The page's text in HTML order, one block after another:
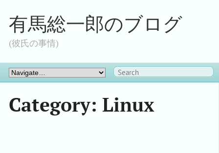
有馬総一郎のブログ
(彼氏の事情)
Category: Linux